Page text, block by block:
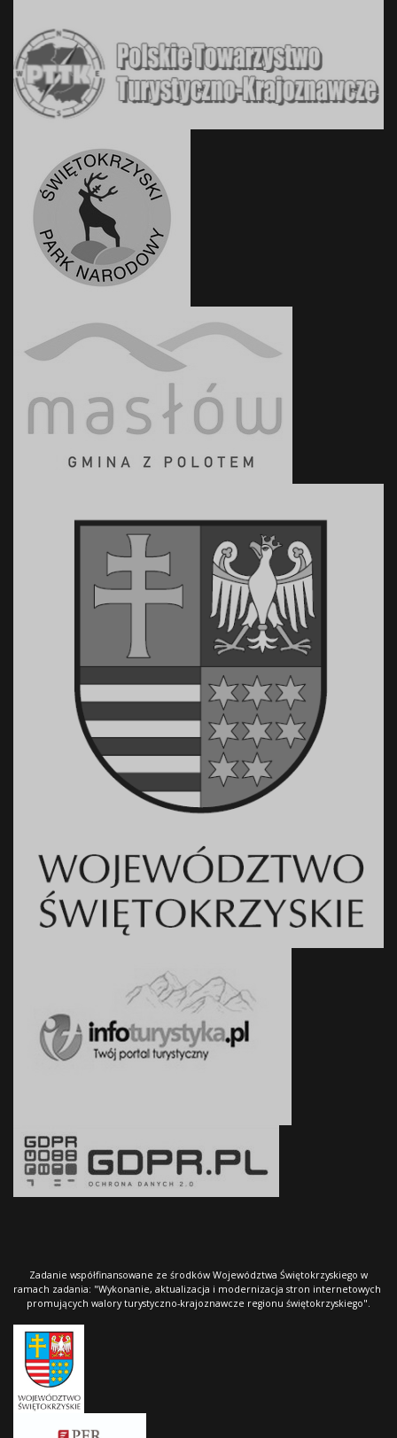
Zadanie współfinansowane ze środków Województwa Świętokrzyskiego w
ramach zadania: "Wykonanie, aktualizacja i modernizacja stron internetowych
promujących walory turystyczno-krajoznawcze regionu świętokrzyskiego".